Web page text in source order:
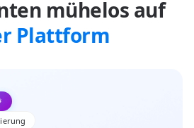
mühelos auf
Plattform